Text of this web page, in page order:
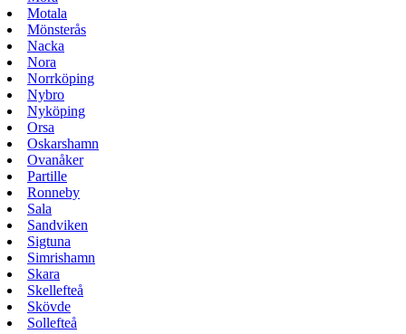
Motala
Mönsterås
Nacka
Nora
Norrköping
Nybro
Nyköping
Orsa
Oskarshamn
Ovanåker
Partille
Ronneby
Sala
Sandviken
Sigtuna
Simrishamn
Skara
Skellefteå
Skövde
Sollefteå